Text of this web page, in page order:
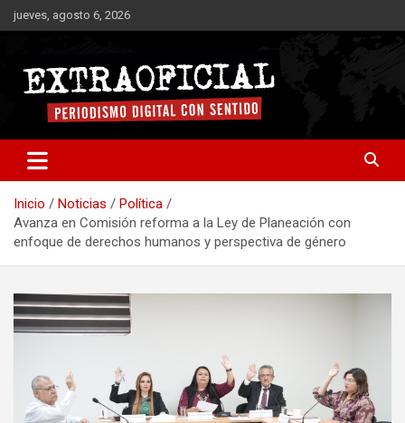
Saltar
al
jueves, agosto 6, 2026
Extraoficial
Inicio Noticias
Política
Avanza en Comisión reforma a la Ley de Planeación con
enfoque de derechos humanos y perspectiva de género